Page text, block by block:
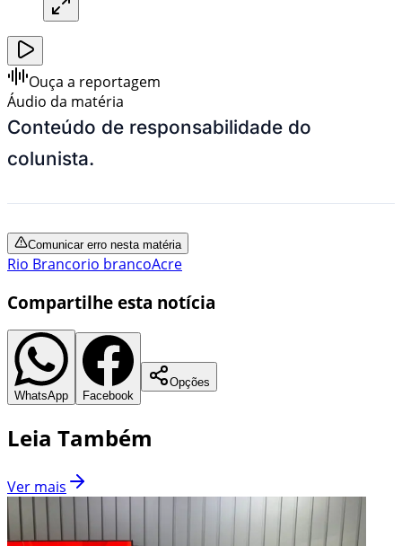
Ouça a reportagem
Áudio da matéria
Conteúdo de responsabilidade do
colunista.
Comunicar erro nesta matéria
Rio Brancorio brancoAcre
Compartilhe esta notícia
WhatsApp Facebook
Opções
Leia Também
Ver mais